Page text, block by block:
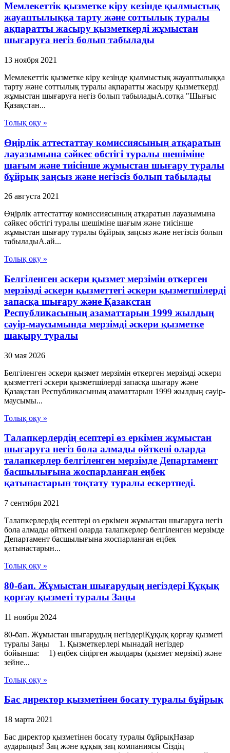
Мемлекеттік қызметке кіру кезінде қылмыстық
жауаптылыққа тарту және соттылық туралы
ақпаратты жасыру қызметкерді жұмыстан
шығаруға негіз болып табылады
13 ноября 2021
Мемлекеттік қызметке кіру кезінде қылмыстық жауаптылыққа
тарту және соттылық туралы ақпаратты жасыру қызметкерді
жұмыстан шығаруға негіз болып табыладыА.сотқа "Шығыс
Қазақстан...
Толық оқу »
Өңірлік аттестаттау комиссиясының атқаратын
лауазымына сәйкес обстігі туралы шешіміне
шағым және тиісінше жұмыстан шығару туралы
бұйрық заңсыз және негізсіз болып табылады
26 августа 2021
Өңірлік аттестаттау комиссиясының атқаратын лауазымына
сәйкес обстігі туралы шешіміне шағым және тиісінше
жұмыстан шығару туралы бұйрық заңсыз және негізсіз болып
табыладыА.ай...
Толық оқу »
Белгіленген әскери қызмет мерзімін өткерген
мерзімді әскери қызметтегі әскери қызметшілерді
запасқа шығару және Қазақстан
Республикасының азаматтарын 1999 жылдың
сәуір-маусымында мерзімді әскери қызметке
шақыру туралы
30 мая 2026
Белгіленген әскери қызмет мерзімін өткерген мерзімді әскери
қызметтегі әскери қызметшілерді запасқа шығару және
Қазақстан Республикасының азаматтарын 1999 жылдың сәуір-
маусымы...
Толық оқу »
Талапкерлердің есептері өз еркімен жұмыстан
шығаруға негіз бола алмады өйткені оларда
талапкерлер белгіленген мерзімде Департамент
басшылығына жоспарланған еңбек
қатынастарын тоқтату туралы ескертпеді.
7 сентября 2021
Талапкерлердің есептері өз еркімен жұмыстан шығаруға негіз
бола алмады өйткені оларда талапкерлер белгіленген мерзімде
Департамент басшылығына жоспарланған еңбек
қатынастарын...
Толық оқу »
80-бап. Жұмыстан шығарудың негіздері Құқық
қорғау қызметі туралы Заңы
11 ноября 2024
80-бап. Жұмыстан шығарудың негіздеріҚұқық қорғау қызметі
туралы Заңы 1. Қызметкерлері мынадай негіздер
бойынша: 1) еңбек сіңірген жылдары (қызмет мерзімі) және
зейне...
Толық оқу »
Бас директор қызметінен босату туралы бұйрық
18 марта 2021
Бас директор қызметінен босату туралы бұйрықНазар
аударыңыз! Заң және құқық заң компаниясы Сіздің